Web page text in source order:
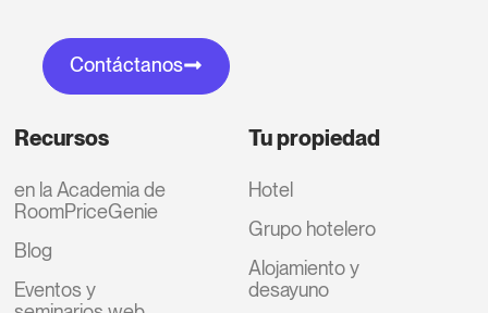
Contáctanos
Recursos
en la Academia de
RoomPriceGenie
Blog
Eventos y
Tu propiedad
Hotel
Grupo hotelero
Alojamiento y
desayuno